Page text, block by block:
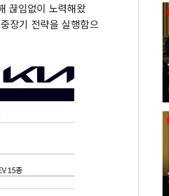
끊임없이 노력해왔
장기 전략을 실행함으